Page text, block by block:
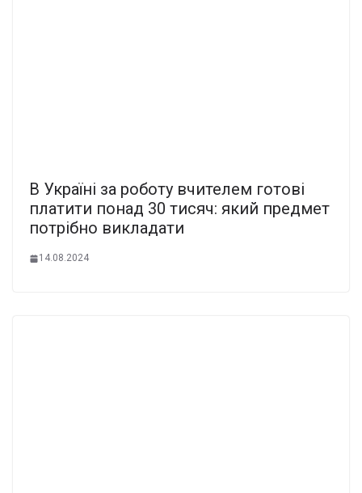
В Україні за роботу вчителем готові
платити понад 30 тисяч: який предмет
потрібно викладати
14.08.2024